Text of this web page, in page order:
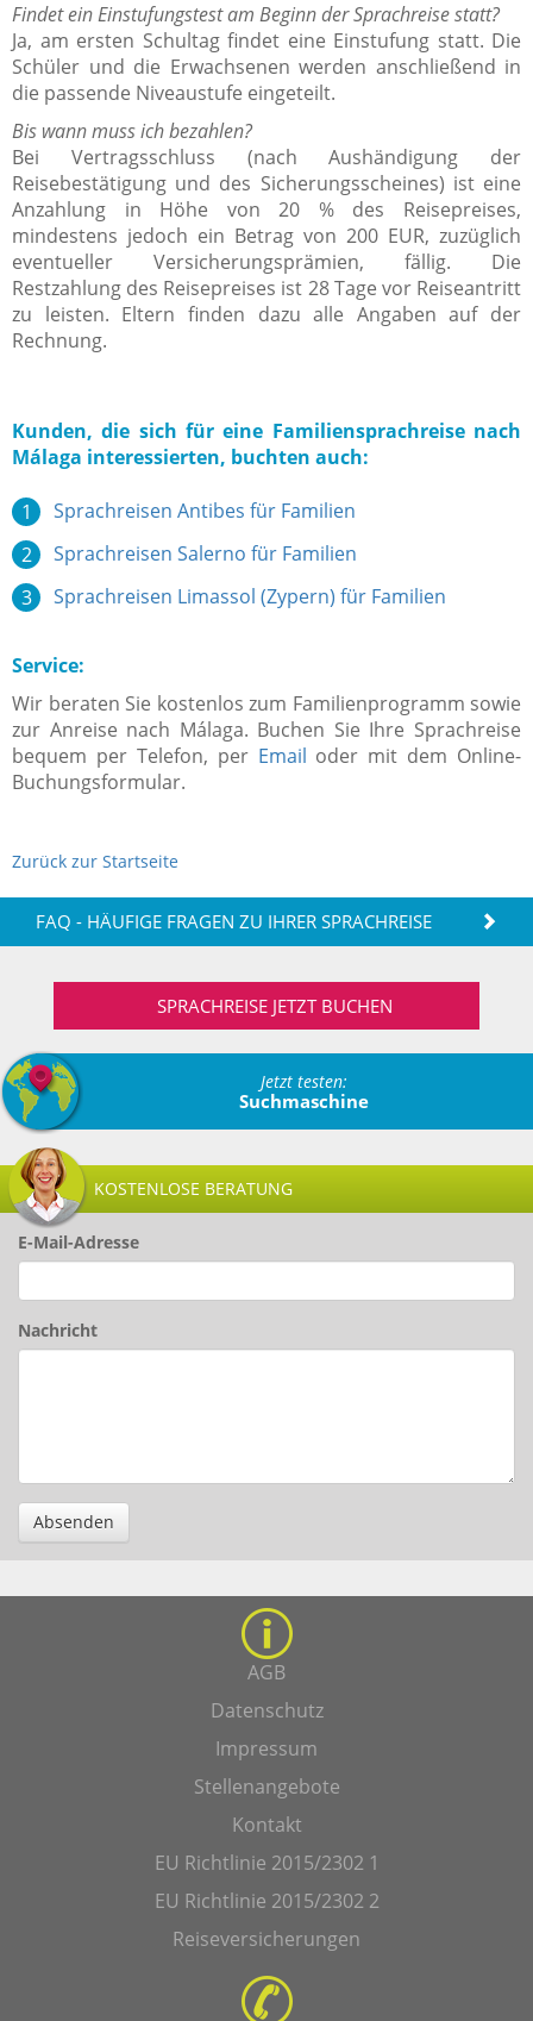
Findet ein Einstufungstest am Beginn der Sprachreise statt?
Ja, am ersten Schultag findet eine Einstufung statt. Die
Schüler und die Erwachsenen werden anschließend in
die passende Niveaustufe eingeteilt.
Bis wann muss ich bezahlen?
Bei Vertragsschluss (nach Aushändigung der
Reisebestätigung und des Sicherungsscheines) ist eine
Anzahlung in Höhe von 20 % des Reisepreises,
mindestens jedoch ein Betrag von 200 EUR, zuzüglich
eventueller Versicherungsprämien, fällig. Die
Restzahlung des Reisepreises ist 28 Tage vor Reiseantritt
zu leisten. Eltern finden dazu alle Angaben auf der
Rechnung.
Kunden, die sich für eine Familiensprachreise nach
Málaga interessierten, buchten auch:
Sprachreisen Antibes für Familien
Sprachreisen Salerno für Familien
Sprachreisen Limassol (Zypern) für Familien
Service:
Wir beraten Sie kostenlos zum Familienprogramm sowie
zur Anreise nach Málaga. Buchen Sie Ihre Sprachreise
bequem per Telefon, per Email oder mit dem Online-
Buchungsformular.
Zurück zur Startseite
FAQ - HÄUFIGE FRAGEN ZU IHRER SPRACHREISE
SPRACHREISE JETZT BUCHEN
Jetzt testen:
Suchmaschine
KOSTENLOSE BERATUNG
E-Mail-Adresse
Nachricht
Absenden
AGB
Datenschutz
Impressum
Stellenangebote
Kontakt
EU Richtlinie 2015/2302 1
EU Richtlinie 2015/2302 2
Reiseversicherungen